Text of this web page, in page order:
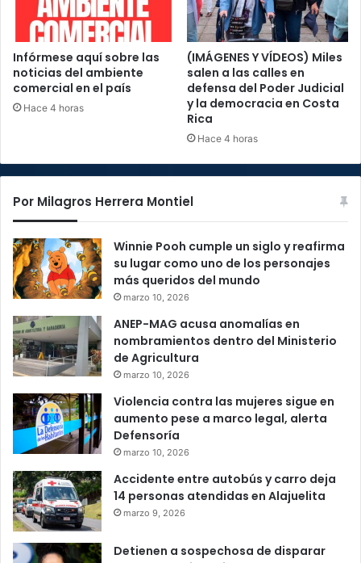
Infórmese aquí sobre las
noticias del ambiente
comercial en el país
Hace 4 horas
(IMÁGENES Y VÍDEOS) Miles
salen a las calles en
defensa del Poder Judicial
y la democracia en Costa
Rica
Hace 4 horas
Por Milagros Herrera Montiel
Winnie Pooh cumple un siglo y reafirma
su lugar como uno de los personajes
más queridos del mundo
marzo 10, 2026
ANEP-MAG acusa anomalías en
nombramientos dentro del Ministerio
de Agricultura
marzo 10, 2026
Violencia contra las mujeres sigue en
aumento pese a marco legal, alerta
Defensoría
marzo 10, 2026
Accidente entre autobús y carro deja
14 personas atendidas en Alajuelita
marzo 9, 2026
Detienen a sospechosa de disparar